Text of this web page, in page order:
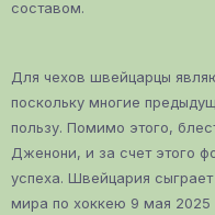
составом.
Для чехов швейцарцы
поскольку многие
пользу. Помимо этого,
Дженони, и за счет этого
успеха. Швейцария
мира по хоккею 9 мая 2025